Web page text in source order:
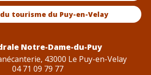
tourisme du Puy-en-Velay
Notre-Dame-du-Puy
43000 Le Puy-en-Velay
04 71 09 79 77